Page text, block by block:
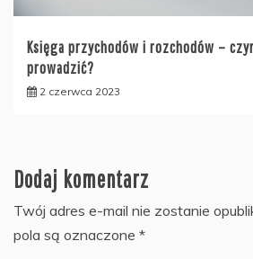
Księga przychodów i rozchodów –
prowadzić?
2 czerwca 2023
Dodaj komentarz
Twój adres e-mail nie zostanie
pola są oznaczone *